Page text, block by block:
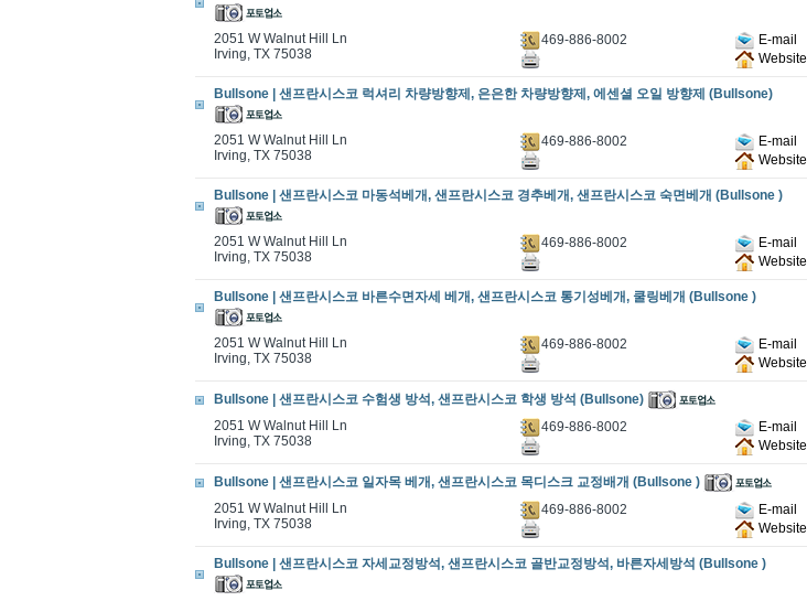
2051 W Walnut Hill Ln
Irving, TX 75038
469-886-8002
E-mail
Website
Bullsone | 샌프란시스코 럭셔리 차량방향제, 은은한 차량방향제, 에센셜 오일 방향제 (Bullsone)
2051 W Walnut Hill Ln
Irving, TX 75038
469-886-8002
E-mail
Website
Bullsone | 샌프란시스코 마동석베개, 샌프란시스코 경추베개, 샌프란시스코 숙면베개 (Bullsone )
2051 W Walnut Hill Ln
Irving, TX 75038
469-886-8002
E-mail
Website
Bullsone | 샌프란시스코 바른수면자세 베개, 샌프란시스코 통기성베개, 쿨링베개 (Bullsone )
2051 W Walnut Hill Ln
Irving, TX 75038
469-886-8002
E-mail
Website
Bullsone | 샌프란시스코 수험생 방석, 샌프란시스코 학생 방석 (Bullsone)
2051 W Walnut Hill Ln
Irving, TX 75038
469-886-8002
E-mail
Website
Bullsone | 샌프란시스코 일자목 베개, 샌프란시스코 목디스크 교정배개 (Bullsone )
2051 W Walnut Hill Ln
Irving, TX 75038
469-886-8002
E-mail
Website
Bullsone | 샌프란시스코 자세교정방석, 샌프란시스코 골반교정방석, 바른자세방석 (Bullsone )